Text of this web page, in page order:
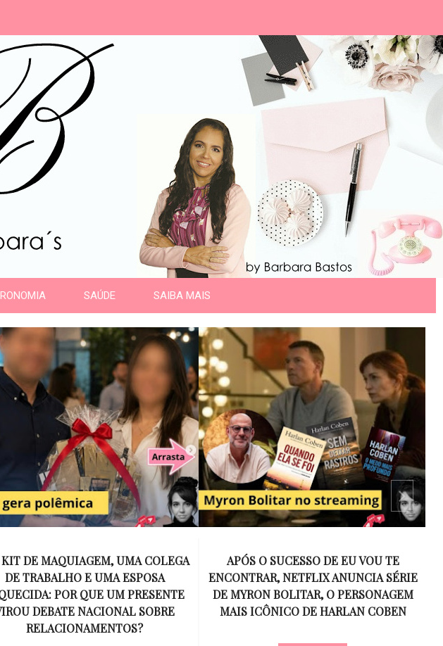
SAÚDE SAIBA MAIS
O SUCESSO DE EU VOU TE
NETFLIX ANUNCIA SÉRIE
BOLITAR, O PERSONAGEM
ICÔNICO DE HARLAN COBEN
15 ANOS SEM AMY WINEHOUSE: A VOZ
INESQUECÍVEL QUE REVOLUCIONOU A
MÚSICA E SE TORNOU UM SÍMBOLO
DE UMA GERAÇÃO